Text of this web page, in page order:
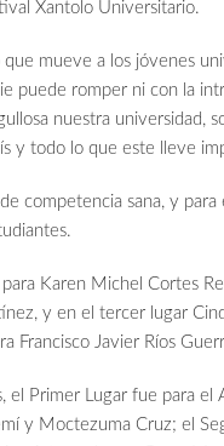
Xantolo Universitario.
que mueve a los jóvenes
puede romper ni con la
nuestra universidad,
y todo lo que este lleve
competencia sana, y
Karen Michel Cortes
y en el tercer lugar
Francisco Javier Ríos
Primer Lugar fue para el
y Moctezuma Cruz; el